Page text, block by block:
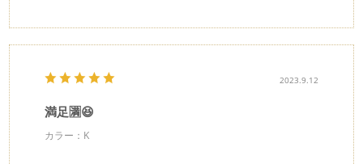
2023.9.12
満足🈵😆
カラー：K